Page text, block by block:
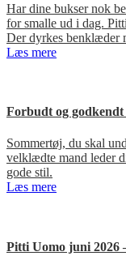
Har dine bukser nok
for smalle ud i dag.
Der dyrkes benklæder
Læs mere
Forbudt og
Sommertøj, du skal
velklædte mand leder
gode stil.
Læs mere
Pitti Uomo juni 2026